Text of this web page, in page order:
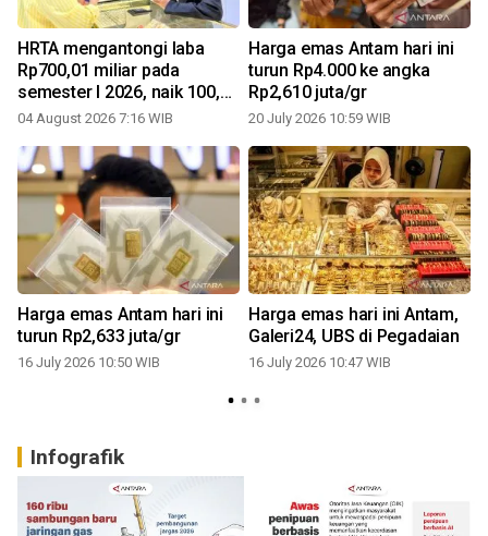
HRTA mengantongi laba
Rp700,01 miliar pada
semester I 2026, naik 100,86
persen
04 August 2026 7:16 WIB
Harga emas Antam hari ini
turun Rp4.000 ke angka
Rp2,610 juta/gr
20 July 2026 10:59 WIB
Harga emas Antam hari ini
turun Rp2,633 juta/gr
16 July 2026 10:50 WIB
Harga emas hari ini Antam,
Galeri24, UBS di Pegadaian
16 July 2026 10:47 WIB
Infografik